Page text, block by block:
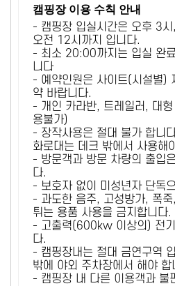
캠핑장 이용 수칙 안내
- 캠핑장 입실시간은 오후 3
오전 12시까지 입니다.
- 최소 20:00까지는 입실 완
니다
- 예약인원은 사이트(시설별)
약 바랍니다.
- 개인 카라반, 트레일러, 대형
용불가)
- 장작사용은 절대 불가 합니
화로대는 데크 밖에서 사용해
- 방문객과 방문 차량의 출입
다.
- 보호자 없이 미성년자 단독
- 과도한 음주, 고성방가, 폭죽
튀는 용품 사용을 금지합니다.
- 고출력(600kw 이상의) 전
다.
- 캠핑장내는 절대 금연구역
밖에 야외 주차장에서 해야 합
- 캠핑장 내 다른 이용객과 불